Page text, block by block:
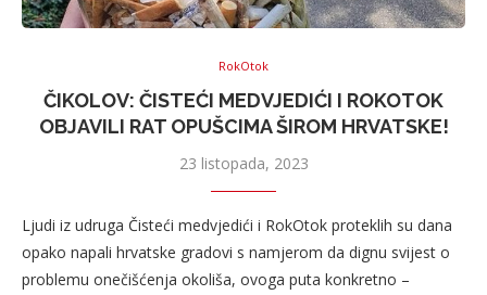
RokOtok
ČIKOLOV: ČISTEĆI MEDVJEDIĆI I ROKOTOK
OBJAVILI RAT OPUŠCIMA ŠIROM HRVATSKE!
23 listopada, 2023
Ljudi iz udruga Čisteći medvjedići i RokOtok proteklih su dana
opako napali hrvatske gradovi s namjerom da dignu svijest o
problemu onečišćenja okoliša, ovoga puta konkretno –